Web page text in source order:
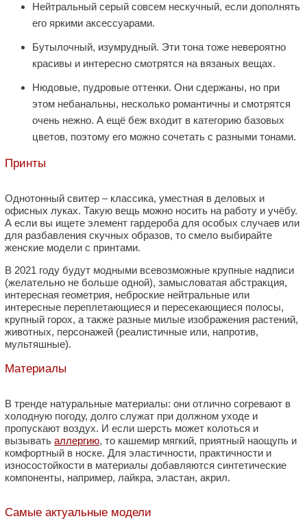
Нейтральный серый совсем нескучный, если дополнять
его яркими аксессуарами.
Бутылочный, изумрудный. Эти тона тоже невероятно
красивы и интересно смотрятся на вязаных вещах.
Нюдовые, пудровые оттенки. Они сдержаны, но при
этом небанальны, несколько романтичны и смотрятся
очень нежно. А ещё беж входит в категорию базовых
цветов, поэтому его можно сочетать с разными тонами.
Принты
Однотонный свитер – классика, уместная в деловых и
офисных луках. Такую вещь можно носить на работу и учёбу.
А если вы ищете элемент гардероба для особых случаев или
для разбавления скучных образов, то смело выбирайте
женские модели с принтами.
В 2021 году будут модными всевозможные крупные надписи
(желательно не больше одной), замысловатая абстракция,
интересная геометрия, неброские нейтральные или
интересные переплетающиеся и пересекающиеся полосы,
крупный горох, а также разные милые изображения растений,
животных, персонажей (реалистичные или, напротив,
мультяшные).
Материалы
В тренде натуральные материалы: они отлично согревают в
холодную погоду, долго служат при должном уходе и
пропускают воздух. И если шерсть может колоться и
вызывать аллергию, то кашемир мягкий, приятный наощупь и
комфортный в носке. Для эластичности, практичности и
износостойкости в материалы добавляются синтетические
компоненты, например, лайкра, эластан, акрил.
Самые актуальные модели